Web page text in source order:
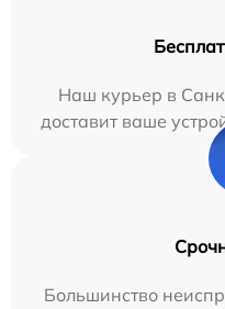
Наш курьер в
доставит ваше
Большинство